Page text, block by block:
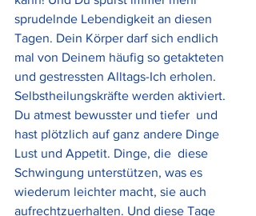
sprudelnde Lebendigkeit an diesen
Tagen. Dein Körper darf sich endlich
mal von Deinem häufig so getakteten
und gestressten Alltags-Ich erholen.
Selbstheilungskräfte werden aktiviert.
Du atmest bewusster und tiefer  und
hast plötzlich auf ganz andere Dinge
Lust und Appetit. Dinge, die  diese
Schwingung unterstützen, was es
wiederum leichter macht, sie auch
aufrechtzuerhalten. Und diese Tage